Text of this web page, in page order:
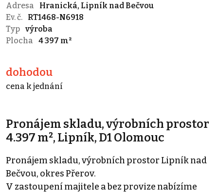
Adresa
Hranická, Lipník nad Bečvou
Ev. č.
RT1468-N6918
Typ výroba
Plocha
4 397 m²
dohodou
cena k jednání
Pronájem skladu, výrobních prostor
4.397 m², Lipník, D1 Olomouc
Pronájem skladu, výrobních prostor Lipník nad
Bečvou, okres Přerov.
V zastoupení majitele a bez provize nabízíme